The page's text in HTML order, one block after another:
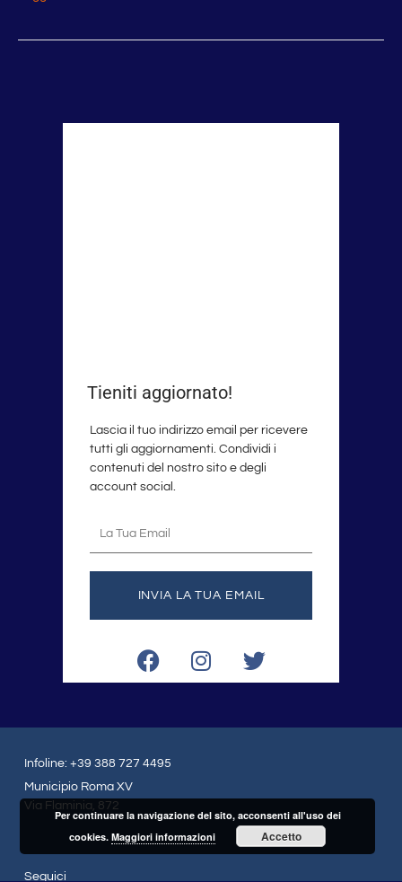
Tieniti aggiornato!
Lascia il tuo indirizzo email per ricevere
tutti gli aggiornamenti. Condividi i
contenuti del nostro sito e degli
account social.
INVIA LA TUA EMAIL
F
a
o
k
I
n
a
m
T
w
Seguici
Infoline: +39 388 727 4495
Municipio Roma XV
Via Flaminia, 872
Per continuare la navigazione del sito, acconsenti all'uso dei
cookies.Maggiori informazioni Accetto